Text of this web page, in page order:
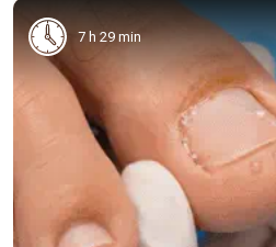
7 h 29 min